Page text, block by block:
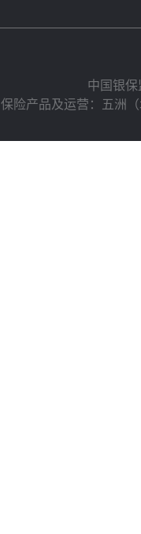
中国银
保险产品及运营：五洲